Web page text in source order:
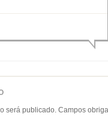
será publicado. Campos